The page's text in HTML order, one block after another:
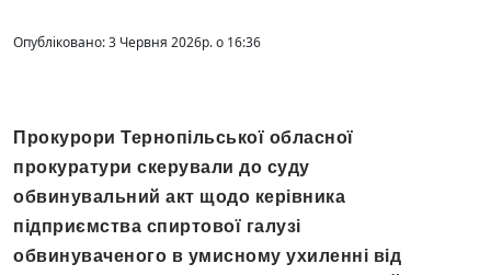
Опубліковано: 3 Червня 2026р. о 16:36
Прокурори Тернопільської обласної
прокуратури скерували до суду
обвинувальний акт щодо керівника
підприємства спиртової галузі
обвинуваченого в умисному ухиленні від